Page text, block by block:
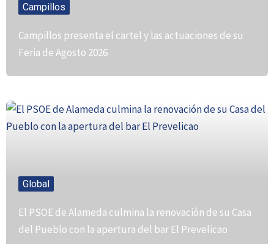
Campillos
Campillos presenta el cartel y las actuaciones de su
Feria de Agosto 2026
Global
El PSOE de Alameda culmina la renovación de su Casa
del Pueblo con la apertura del bar El Prevelicao